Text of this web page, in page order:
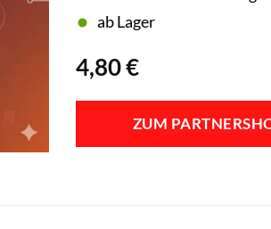
4,80€
ab Lager
ZUM